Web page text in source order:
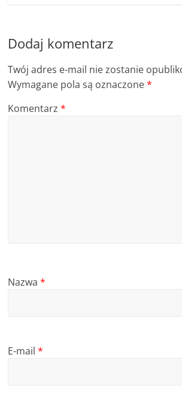
Dodaj komentarz
Twój adres e-mail nie zostanie
Wymagane pola są oznaczone*
Komentarz*
Nazwa*
E-mail*